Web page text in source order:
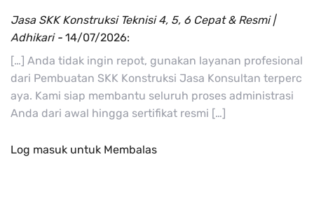
Jasa SKK Konstruksi Teknisi 4, 5, 6 Cepat & Resmi |
Adhikari- 14/07/2026:
[…] Anda tidak ingin repot, gunakan layanan profesional
dari Pembuatan SKK Konstruksi Jasa Konsultan terperc
aya. Kami siap membantu seluruh proses administrasi
Anda dari awal hingga sertifikat resmi […]
Log masuk untuk Membalas